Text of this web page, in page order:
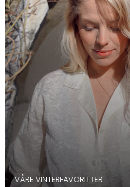
VÅRE VINTERFAVORITTER